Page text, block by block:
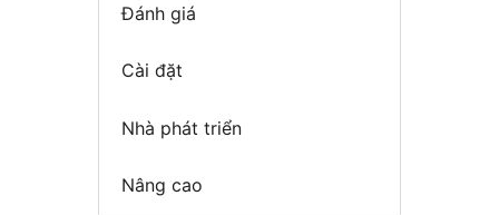
Đánh giá
Cài đặt
Nhà phát triển
Nâng cao